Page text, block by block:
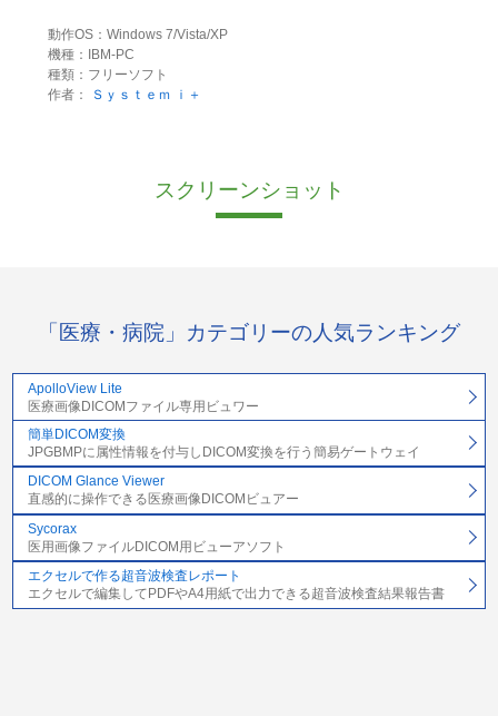
動作OS：Windows 7/Vista/XP
機種：IBM-PC
種類：フリーソフト
作者：
Ｓｙｓｔｅｍ ｉ＋
スクリーンショット
「医療・病院」カテゴリーの人気ランキング
ApolloView Lite
医療画像DICOMファイル専用ビュワー
簡単DICOM変換
JPGBMPに属性情報を付与しDICOM変換を行う簡易ゲートウェイ
DICOM Glance Viewer
直感的に操作できる医療画像DICOMビュアー
Sycorax
医用画像ファイルDICOM用ビューアソフト
エクセルで作る超音波検査レポート
エクセルで編集してPDFやA4用紙で出力できる超音波検査結果報告書